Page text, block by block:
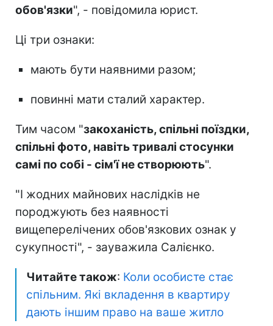
обов'язки", - повідомила юрист.
Ці три ознаки:
мають бути наявними разом;
повинні мати сталий характер.
Тим часом "закоханість, спільні поїздки,
спільні фото, навіть тривалі стосунки
самі по собі - сім'ї не створюють".
"І жодних майнових наслідків не
породжують без наявності
вищеперелічених обов'язкових ознак у
сукупності", - зауважила Салієнко.
Читайте також: Коли особисте стає
спільним. Які вкладення в квартиру
дають іншим право на ваше житло